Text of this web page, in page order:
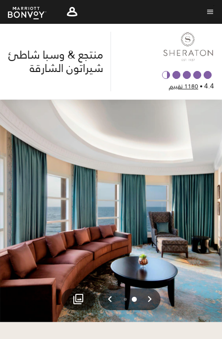
Skip
to
content
نص القائمة
4.4
•1180 تقييم
منتجع & وسبا شاطئ
شيراتون الشارقة
السابق
0
1 التالي